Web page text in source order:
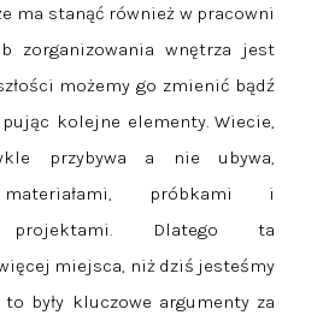
ma stanąć również w pracowni
zorganizowania wnętrza jest
możemy go zmienić bądź
kolejne elementy. Wiecie,
przybywa a nie ubywa,
próbkami i
projektami. Dlatego ta
miejsca, niż dziś jesteśmy
były kluczowe argumenty za